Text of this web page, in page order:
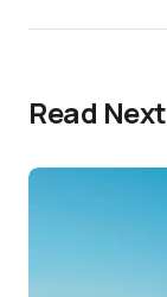
Read Next